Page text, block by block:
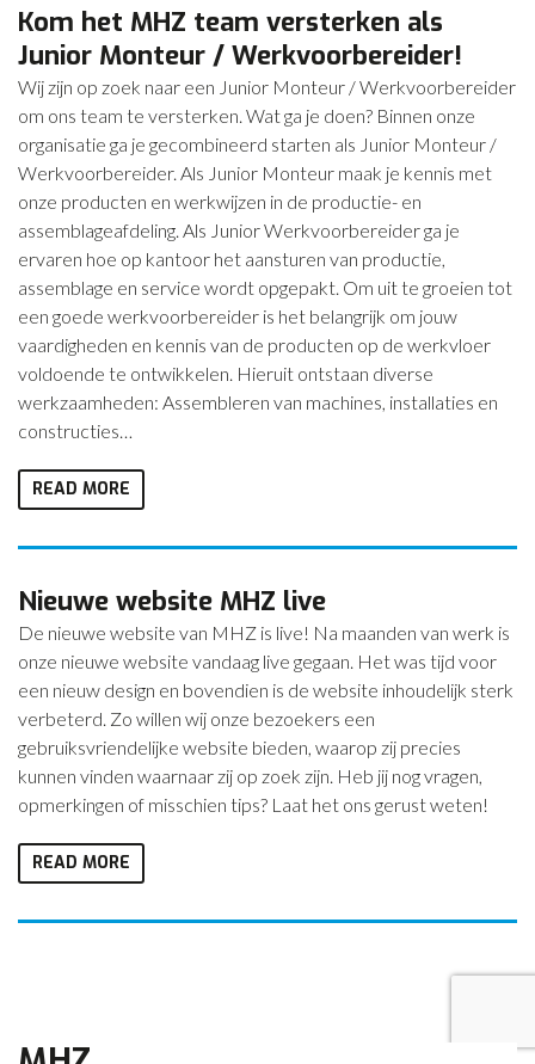
Kom het MHZ team versterken als
Junior Monteur / Werkvoorbereider!
Wij zijn op zoek naar een Junior Monteur / Werkvoorbereider
om ons team te versterken. Wat ga je doen? Binnen onze
organisatie ga je gecombineerd starten als Junior Monteur /
Werkvoorbereider. Als Junior Monteur maak je kennis met
onze producten en werkwijzen in de productie- en
assemblageafdeling. Als Junior Werkvoorbereider ga je
ervaren hoe op kantoor het aansturen van productie,
assemblage en service wordt opgepakt. Om uit te groeien tot
een goede werkvoorbereider is het belangrijk om jouw
vaardigheden en kennis van de producten op de werkvloer
voldoende te ontwikkelen. Hieruit ontstaan diverse
werkzaamheden: Assembleren van machines, installaties en
constructies…
READ MORE
Nieuwe website MHZ live
De nieuwe website van MHZ is live! Na maanden van werk is
onze nieuwe website vandaag live gegaan. Het was tijd voor
een nieuw design en bovendien is de website inhoudelijk sterk
verbeterd. Zo willen wij onze bezoekers een
gebruiksvriendelijke website bieden, waarop zij precies
kunnen vinden waarnaar zij op zoek zijn. Heb jij nog vragen,
opmerkingen of misschien tips? Laat het ons gerust weten!
READ MORE